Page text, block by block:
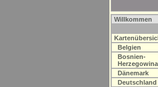
Willkommen
Belgien
Bosnien-
Herzegowina
Dänemark
Deutschland